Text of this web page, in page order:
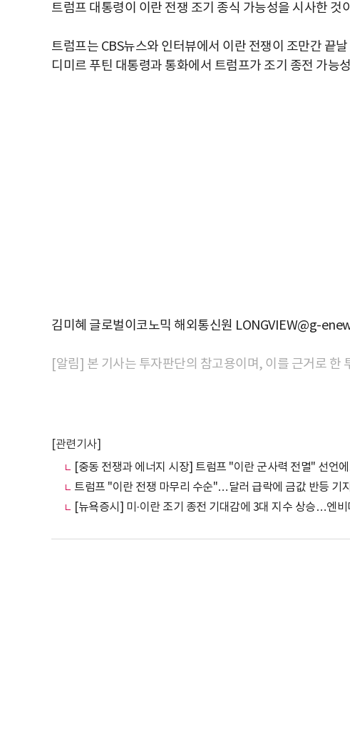
트럼프 대통령이 이란 전쟁 조기 종식 가능성을 시사한 것
트럼프는 CBS뉴스와 인터뷰에서 이란 전쟁이 조만간 끝
디미르 푸틴 대통령과 통화에서 트럼프가 조기 종전 가능
김미혜 글로벌이코노믹 해외통신원 LONGVIEW@g-
[알림] 본 기사는 투자판단의 참고용이며, 이를 근거로 한
[관련기사]
[중동 전쟁과 에너지 시장] 트럼프 "이란 군사력 전멸" 선언
트럼프 "이란 전쟁 마무리 수순"…달러 급락에 금값 반등 기
[뉴욕증시] 미·이란 조기 종전 기대감에 3대 지수 상승…엔